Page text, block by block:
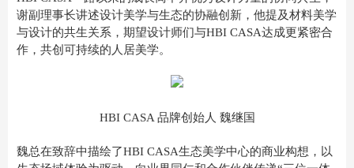
谢副理事长讲述设计美学与生态的协融创新，他提及材料美学
与设计的共生关系，期望设计师们与HBI CASA达成更紧密合
作，共创可持续的人居美学。
HBI CASA 品牌创始人 魏继国
魏总在致辞中描绘了HBI CASA生态美学中心的商业构想，以